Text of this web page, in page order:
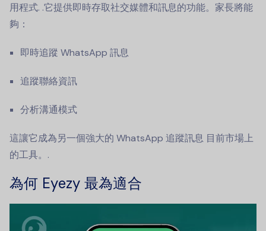
用程式. .它提供即時存取社交媒體和訊息的功能。家長將能
夠：
即時追蹤 WhatsApp 訊息
追蹤聯絡資訊
分析溝通模式
這讓它成為另一個強大的 WhatsApp 追蹤訊息 目前市場上
的工具。.
為何 Eyezy 最為適合